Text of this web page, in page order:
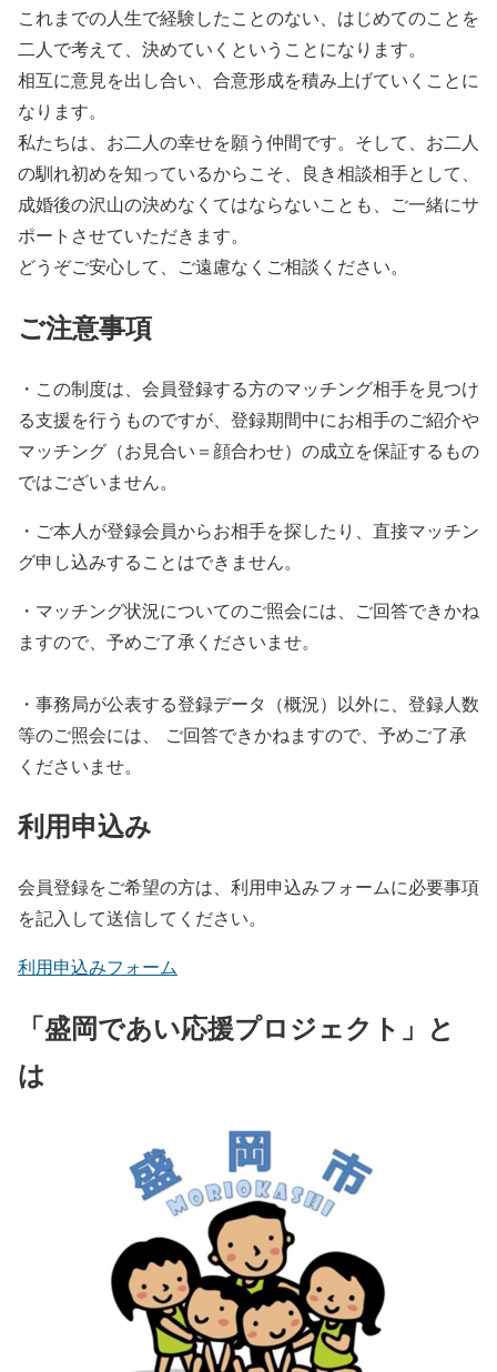
これまでの人生で経験したことのない、はじめてのことを
二人で考えて、決めていくということになります。
相互に意見を出し合い、合意形成を積み上げていくことに
なります。
私たちは、お二人の幸せを願う仲間です。そして、お二人
の馴れ初めを知っているからこそ、良き相談相手として、
成婚後の沢山の決めなくてはならないことも、ご一緒にサ
ポートさせていただきます。
どうぞご安心して、ご遠慮なくご相談ください。
ご注意事項
・この制度は、会員登録する方のマッチング相手を見つけ
る支援を行うものですが、登録期間中にお相手のご紹介や
マッチング（お見合い＝顔合わせ）の成立を保証するもの
ではございません。
・ご本人が登録会員からお相手を探したり、直接マッチン
グ申し込みすることはできません。
・マッチング状況についてのご照会には、ご回答できかね
ますので、予めご了承くださいませ。
・事務局が公表する登録データ（概況）以外に、登録人数
等のご照会には、 ご回答できかねますので、予めご了承
くださいませ。
利用申込み
会員登録をご希望の方は、利用申込みフォームに必要事項
を記入して送信してください。
利用申込みフォーム
「盛岡であい応援プロジェクト」と
は